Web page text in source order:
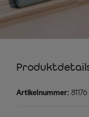
Artikelnummer: 81176